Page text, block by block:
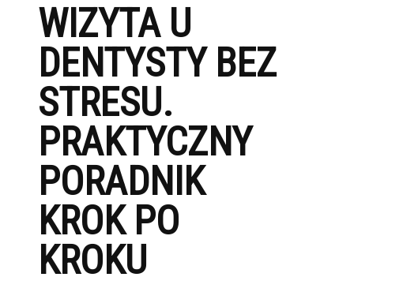
WIZYTA U
DENTYSTY BEZ
STRESU.
PRAKTYCZNY
PORADNIK
KROK PO
KROKU